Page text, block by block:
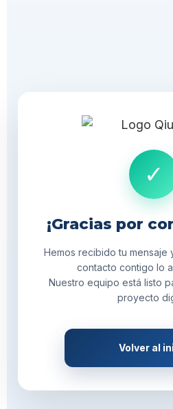
✓
¡Gracias por
Hemos recibido tu mensaje
contacto contigo lo
Nuestro equipo está listo
proyecto
Volver al